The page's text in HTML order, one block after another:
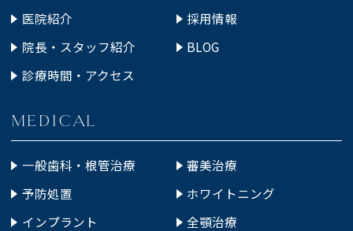
医院紹介
院長・スタッフ紹介
診療時間・アクセス
採用情報
BLOG
MEDICAL
一般歯科・根管治療
予防処置
インプラント
審美治療
ホワイトニング
全顎治療